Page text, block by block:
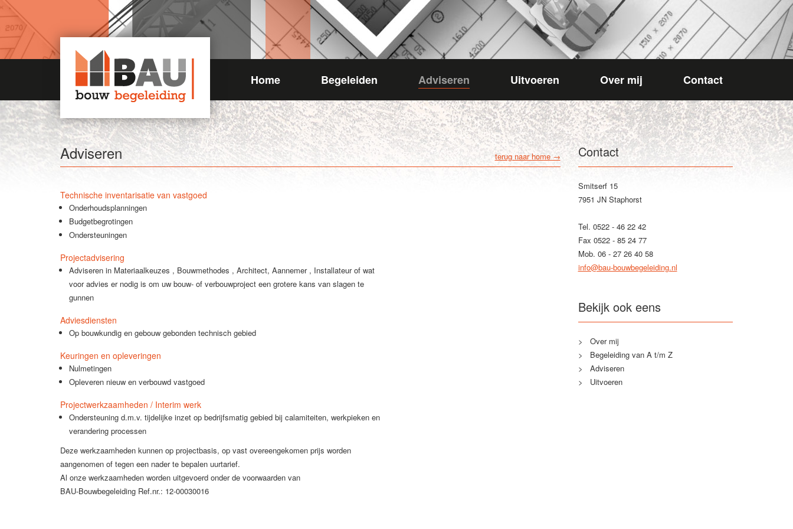
Home Begeleiden Adviseren Uitvoeren Over mij Contact
Adviseren terug naar home →
Technische inventarisatie van vastgoed
Onderhoudsplanningen
Budgetbegrotingen
Ondersteuningen
Projectadvisering
Adviseren in Materiaalkeuzes , Bouwmethodes , Architect, Aannemer , Installateur of wat
voor advies er nodig is om uw bouw- of verbouwproject een grotere kans van slagen te
gunnen
Adviesdiensten
Op bouwkundig en gebouw gebonden technisch gebied
Keuringen en opleveringen
Nulmetingen
Opleveren nieuw en verbouwd vastgoed
Projectwerkzaamheden / Interim werk
Ondersteuning d.m.v. tijdelijke inzet op bedrijfsmatig gebied bij calamiteiten, werkpieken en
verandering processen
Deze werkzaamheden kunnen op projectbasis, op vast overeengekomen prijs worden
aangenomen of tegen een nader te bepalen uurtarief.
Al onze werkzaamheden worden uitgevoerd onder de voorwaarden van
BAU-Bouwbegeleiding Ref.nr.: 12-00030016
Contact
Smitserf 15
7951 JN Staphorst
Tel. 0522 - 46 22 42
Fax 0522 - 85 24 77
Mob. 06 - 27 26 40 58
info@bau-bouwbegeleiding.nl
Bekijk ook eens
Over mij
Begeleiding van A t/m Z
Adviseren
Uitvoeren